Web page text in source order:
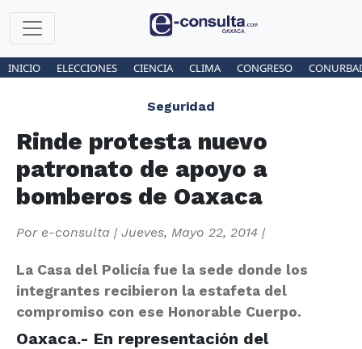
INICIO ELECCIONES CIENCIA CLIMA CONGRESO
Seguridad
Rinde protesta nuevo
patronato de apoyo a
bomberos de Oaxaca
Por e-consulta | Jueves, Mayo 22, 2014 |
La Casa del Policía fue la sede donde los
integrantes recibieron la estafeta del
compromiso con ese Honorable Cuerpo.
Oaxaca.- En representación del